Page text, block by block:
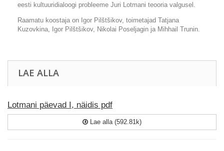
eesti kultuuridialoogi probleeme Juri Lotmani teooria valgusel.
Raamatu koostaja on Igor Pilštšikov, toimetajad Tatjana
Kuzovkina, Igor Pilštšikov, Nikolai Poseljagin ja Mihhail Trunin.
LAE ALLA
Lotmani päevad I, näidis pdf
Lae alla (592.81k)